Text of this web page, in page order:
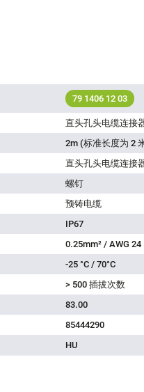
79 1406 12 03
直头孔头电缆连接
2m (标准长度为 2
直头孔头电缆连接
螺钉
预铸电缆
IP67
0.25mm² / AWG 24
-25 °C / 70°C
> 500 插拔次数
83.00
85444290
HU